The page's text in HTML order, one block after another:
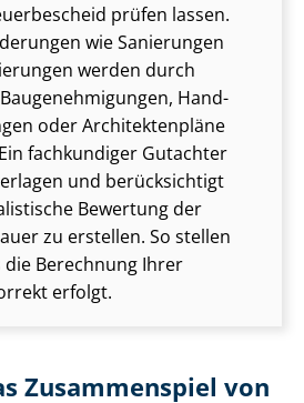
prüfen lassen.
wie Sanierungen
werden durch
Hand­
oder Ar­chi­tek­ten­plä­ne
fachkundiger Gutachter
und berücksichtigt
Bewertung der
zu erstellen. So stellen
die Berechnung Ihrer
erfolgt.
Zusammenspiel von